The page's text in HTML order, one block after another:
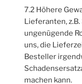
7.2 Höhere
Lieferanten,
ungenügende
uns, die
Besteller
machen kann.